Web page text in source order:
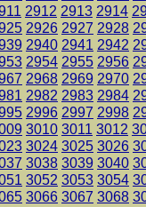
2912 2913 2914
2926 2927 2928
2940 2941 2942
2954 2955 2956
2968 2969 2970
2982 2983 2984
2996 2997 2998
3010 3011 3012
3024 3025 3026
3038 3039 3040
3052 3053 3054
3066 3067 3068